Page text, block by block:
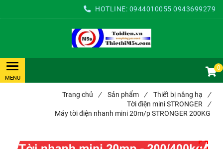
HOTLINE: 0944010055 0943699279
0
Trang chủ / Sản phẩm / Thiết bị nâng hạ
/
Tời điện mini STRONGER
/
Máy tời điện nhanh mini 20m/p STRONGER 200KG